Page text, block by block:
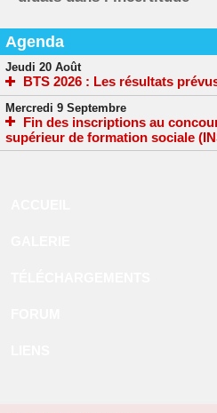
Agenda
Jeudi 20 Août
BTS 2026 : Les résultats
Mercredi 9 Septembre
Fin des inscriptions au
supérieur de formation sociale